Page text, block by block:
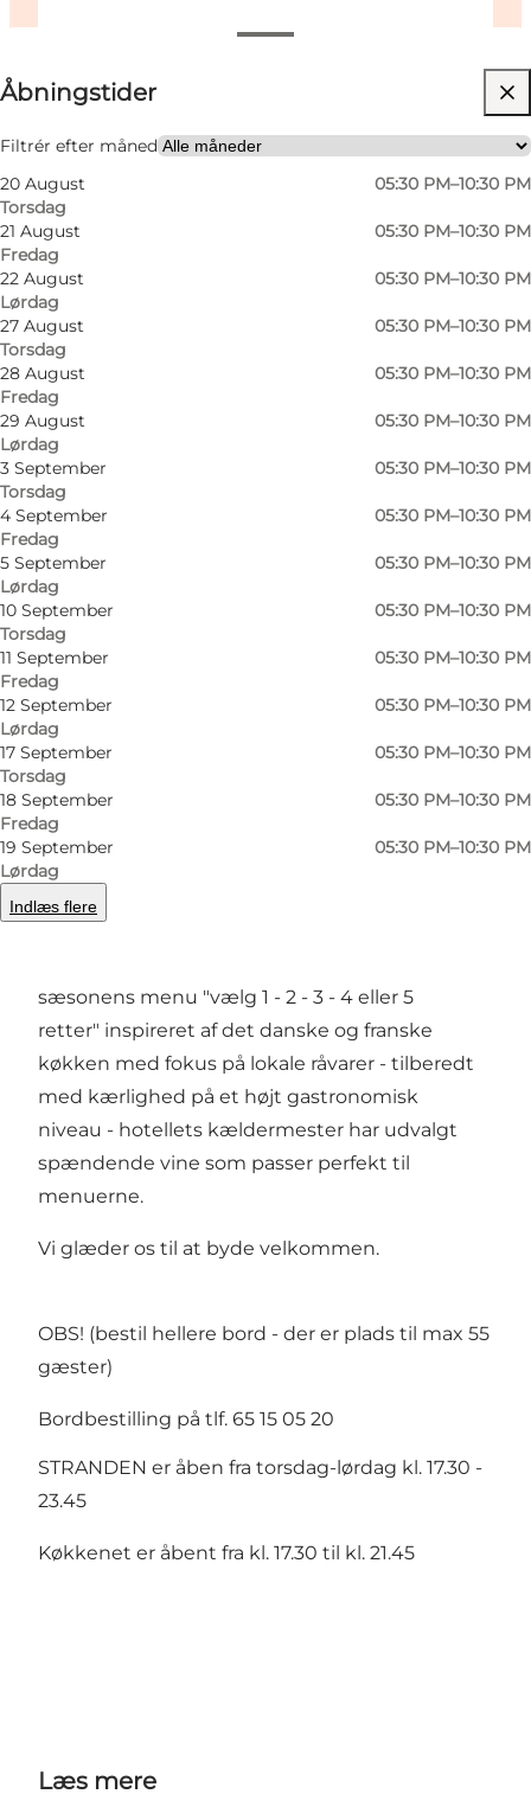
Åbningstider
Filtrér efter måned
20 August
Torsdag
05:30 PM–10:30 PM
21 August
Fredag
05:30 PM–10:30 PM
22 August
Lørdag
05:30 PM–10:30 PM
27 August
Torsdag
05:30 PM–10:30 PM
28 August
Fredag
05:30 PM–10:30 PM
29 August
Lørdag
05:30 PM–10:30 PM
3 September
Torsdag
05:30 PM–10:30 PM
4 September
Fredag
05:30 PM–10:30 PM
5 September
Lørdag
05:30 PM–10:30 PM
10 September
Torsdag
05:30 PM–10:30 PM
11 September
Fredag
05:30 PM–10:30 PM
12 September
Lørdag
05:30 PM–10:30 PM
17 September
Torsdag
05:30 PM–10:30 PM
18 September
Fredag
05:30 PM–10:30 PM
19 September
Lørdag
05:30 PM–10:30 PM
Indlæs flere
Tilgængelighed
Besøg hjemmeside
Mig selv, Min partner, Venner, Min virksomhed
Foto HORESTA Foto:
NYBORG STRANDs intime aftenrestaurant
sæsonens menu "vælg 1 - 2 - 3 - 4 eller 5
retter" inspireret af det danske og franske
køkken med fokus på lokale råvarer - tilberedt
med kærlighed på et højt gastronomisk
niveau - hotellets kældermester har udvalgt
spændende vine som passer perfekt til
menuerne.
Vi glæder os til at byde velkommen.
OBS! (bestil hellere bord - der er plads til max 55
gæster)
Bordbestilling på tlf. 65 15 05 20
STRANDEN er åben fra torsdag-lørdag kl. 17.30 -
23.45
Køkkenet er åbent fra kl. 17.30 til kl. 21.45
Læs mere